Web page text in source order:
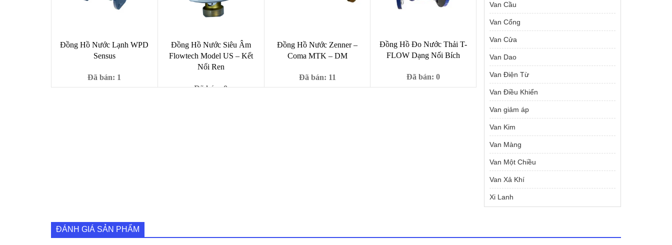
Đồng Hồ Nước Lạnh WPD
Sensus
Đã bán: 1
Đồng Hồ Nước Siêu Âm
Flowtech Model US – Kết
Nối Ren
Đã bán: 0
Đồng Hồ Nước Zenner –
Coma MTK – DM
Đã bán: 11
Đồng Hồ Đo Nước Thải T-
FLOW Dạng Nối Bích
Đã bán: 0
329,000 ₫.
Van Cầu
Van Cổng
Van Cửa
Van Dao
Van Điện Từ
Van Điều Khiển
Van giảm áp
Van Kim
Van Màng
Van Một Chiều
Van Xả Khí
Xi Lanh
ĐÁNH GIÁ SẢN PHẨM